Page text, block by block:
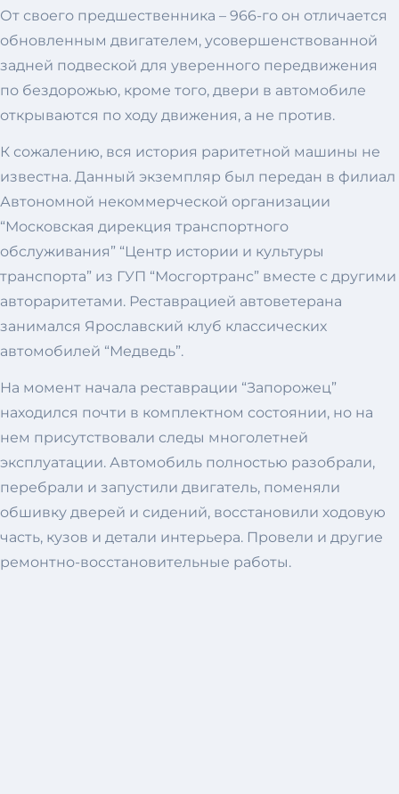
От своего предшественника – 966-го он отличается
обновленным двигателем, усовершенствованной
задней подвеской для уверенного передвижения
по бездорожью, кроме того, двери в автомобиле
открываются по ходу движения, а не против.
К сожалению, вся история раритетной машины не
известна. Данный экземпляр был передан в филиал
Автономной некоммерческой организации
“Московская дирекция транспортного
обслуживания” “Центр истории и культуры
транспорта” из ГУП “Мосгортранс” вместе с другими
автораритетами. Реставрацией автоветерана
занимался Ярославский клуб классических
автомобилей “Медведь”.
На момент начала реставрации “Запорожец”
находился почти в комплектном состоянии, но на
нем присутствовали следы многолетней
эксплуатации. Автомобиль полностью разобрали,
перебрали и запустили двигатель, поменяли
обшивку дверей и сидений, восстановили ходовую
часть, кузов и детали интерьера. Провели и другие
ремонтно-восстановительные работы.